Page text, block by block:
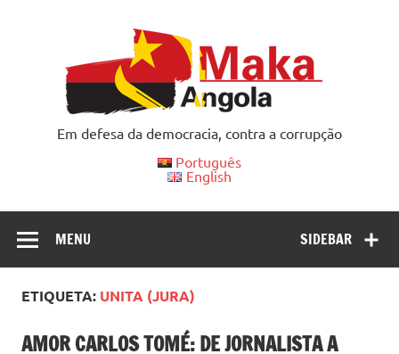
Em defesa da democracia, contra a corrupção
Português
English
SIDEBAR
MENU
ETIQUETA: UNITA (JURA)
AMOR CARLOS TOMÉ: DE JORNALISTA A